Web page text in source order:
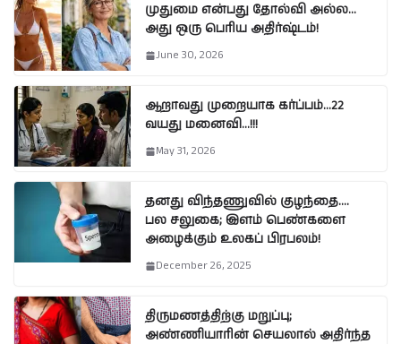
முதுமை என்பது தோல்வி அல்ல…
அது ஒரு பெரிய அதிர்ஷ்டம்!
June 30, 2026
ஆறாவது முறையாக கர்ப்பம்…22
வயது மனைவி…!!!
May 31, 2026
தனது விந்தணுவில் குழந்தை….
பல சலுகை; இளம் பெண்களை
அழைக்கும் உலகப் பிரபலம்!
December 26, 2025
திருமணத்திற்கு மறுப்பு;
அண்ணியாரின் செயலால் அதிர்ந்த